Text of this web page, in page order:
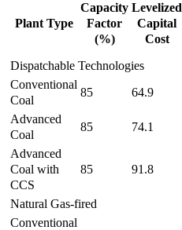
Plant Type
Capacity
Factor
(%)
Levelized
Capital
Cost
Dispatchable Technologies
Conventional
Coal
85 64.9
Advanced
Coal
85 74.1
Advanced
Coal with
CCS
85 91.8
Natural Gas-fired
Conventional